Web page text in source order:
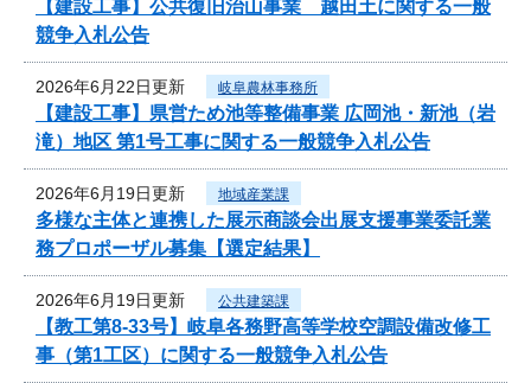
【建設工事】公共復旧治山事業 越田土に関する一般
競争入札公告
2026年6月22日更新 岐阜農林事務所
【建設工事】県営ため池等整備事業 広岡池・新池（岩
滝）地区 第1号工事に関する一般競争入札公告
2026年6月19日更新 地域産業課
多様な主体と連携した展示商談会出展支援事業委託業
務プロポーザル募集【選定結果】
2026年6月19日更新 公共建築課
【教工第8-33号】岐阜各務野高等学校空調設備改修工
事（第1工区）に関する一般競争入札公告